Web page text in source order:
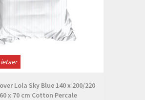
Lola Sky Blue 140 x 200/220
x 70 cm Cotton Percale